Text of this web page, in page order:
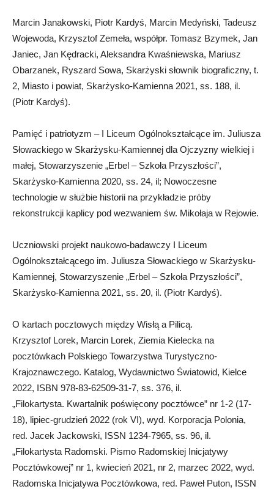
Marcin Janakowski, Piotr Kardyś, Marcin Medyński, Tadeusz
Wojewoda, Krzysztof Zemeła, współpr. Tomasz Bzymek, Jan
Janiec, Jan Kędracki, Aleksandra Kwaśniewska, Mariusz
Obarzanek, Ryszard Sowa, Skarżyski słownik biograficzny, t.
2, Miasto i powiat, Skarżysko-Kamienna 2021, ss. 188, il.
(Piotr Kardyś).
Pamięć i patriotyzm – I Liceum Ogólnokształcące im. Juliusza
Słowackiego w Skarżysku-Kamiennej dla Ojczyzny wielkiej i
małej, Stowarzyszenie „Erbel – Szkoła Przyszłości”,
Skarżysko-Kamienna 2020, ss. 24, il; Nowoczesne
technologie w służbie historii na przykładzie próby
rekonstrukcji kaplicy pod wezwaniem św. Mikołaja w Rejowie.
Uczniowski projekt naukowo-badawczy I Liceum
Ogólnokształcącego im. Juliusza Słowackiego w Skarżysku-
Kamiennej, Stowarzyszenie „Erbel – Szkoła Przyszłości”,
Skarżysko-Kamienna 2021, ss. 20, il. (Piotr Kardyś).
O kartach pocztowych między Wisłą a Pilicą.
Krzysztof Lorek, Marcin Lorek, Ziemia Kielecka na
pocztówkach Polskiego Towarzystwa Turystyczno-
Krajoznawczego. Katalog, Wydawnictwo Światowid, Kielce
2022, ISBN 978-83-62509-31-7, ss. 376, il.
„Filokartysta. Kwartalnik poświęcony pocztówce” nr 1-2 (17-
18), lipiec-grudzień 2022 (rok VI), wyd. Korporacja Polonia,
red. Jacek Jackowski, ISSN 1234-7965, ss. 96, il.
„Filokartysta Radomski. Pismo Radomskiej Inicjatywy
Pocztówkowej” nr 1, kwiecień 2021, nr 2, marzec 2022, wyd.
Radomska Inicjatywa Pocztówkowa, red. Paweł Puton, ISSN